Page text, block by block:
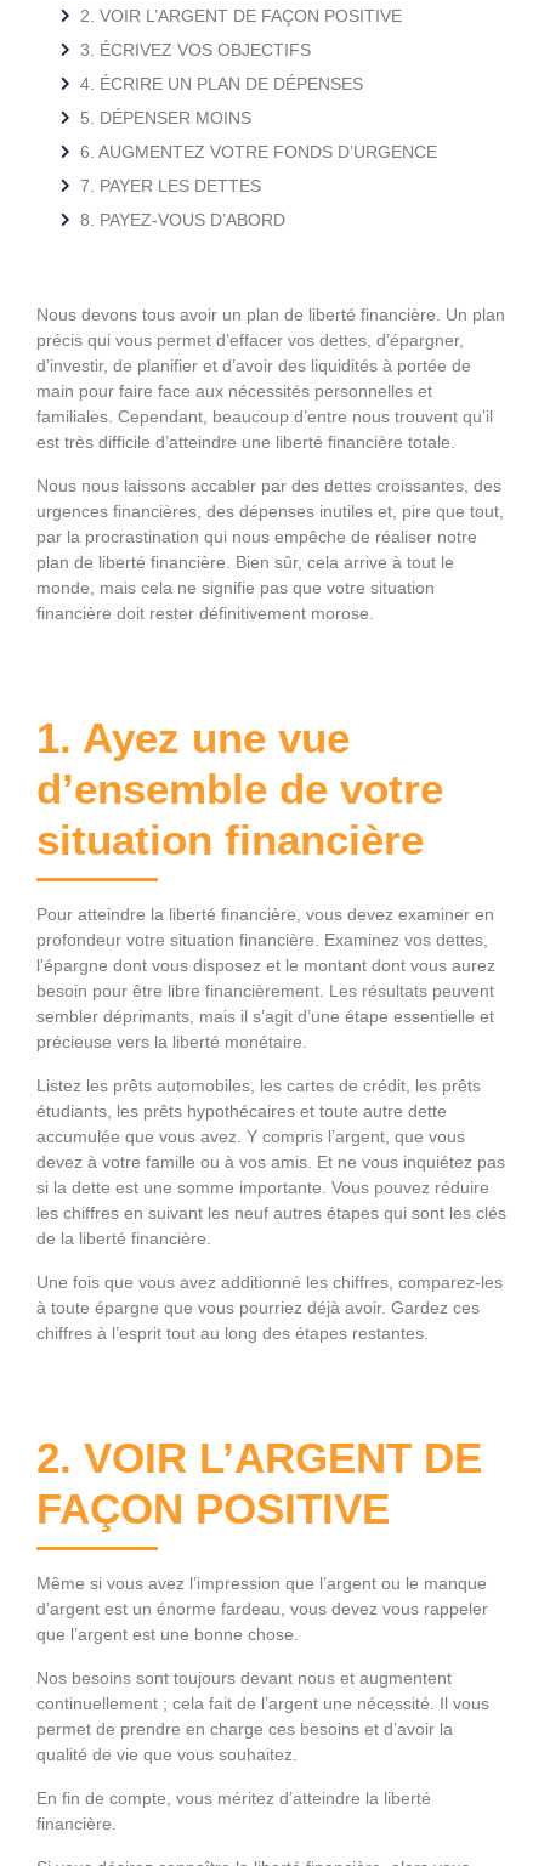
2. VOIR L’ARGENT DE FAÇON POSITIVE
3. ÉCRIVEZ VOS OBJECTIFS
4. ÉCRIRE UN PLAN DE DÉPENSES
5. DÉPENSER MOINS
6. AUGMENTEZ VOTRE FONDS D’URGENCE
7. PAYER LES DETTES
8. PAYEZ-VOUS D’ABORD
Nous devons tous avoir un plan de liberté financière. Un plan
précis qui vous permet d’effacer vos dettes, d’épargner,
d’investir, de planifier et d’avoir des liquidités à portée de
main pour faire face aux nécessités personnelles et
familiales. Cependant, beaucoup d’entre nous trouvent qu’il
est très difficile d’atteindre une liberté financière totale.
Nous nous laissons accabler par des dettes croissantes, des
urgences financières, des dépenses inutiles et, pire que tout,
par la procrastination qui nous empêche de réaliser notre
plan de liberté financière. Bien sûr, cela arrive à tout le
monde, mais cela ne signifie pas que votre situation
financière doit rester définitivement morose.
1. Ayez une vue
d’ensemble de votre
situation financière
Pour atteindre la liberté financière, vous devez examiner en
profondeur votre situation financière. Examinez vos dettes,
l’épargne dont vous disposez et le montant dont vous aurez
besoin pour être libre financièrement. Les résultats peuvent
sembler déprimants, mais il s’agit d’une étape essentielle et
précieuse vers la liberté monétaire.
Listez les prêts automobiles, les cartes de crédit, les prêts
étudiants, les prêts hypothécaires et toute autre dette
accumulée que vous avez. Y compris l’argent, que vous
devez à votre famille ou à vos amis. Et ne vous inquiétez pas
si la dette est une somme importante. Vous pouvez réduire
les chiffres en suivant les neuf autres étapes qui sont les clés
de la liberté financière.
Une fois que vous avez additionné les chiffres, comparez-les
à toute épargne que vous pourriez déjà avoir. Gardez ces
chiffres à l’esprit tout au long des étapes restantes.
2. VOIR L’ARGENT DE
FAÇON POSITIVE
Même si vous avez l’impression que l’argent ou le manque
d’argent est un énorme fardeau, vous devez vous rappeler
que l’argent est une bonne chose.
Nos besoins sont toujours devant nous et augmentent
continuellement ; cela fait de l’argent une nécessité. Il vous
permet de prendre en charge ces besoins et d’avoir la
qualité de vie que vous souhaitez.
En fin de compte, vous méritez d’atteindre la liberté
financière.